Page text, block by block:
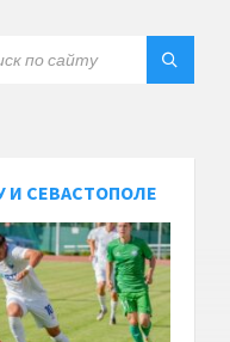
И СЕВАСТОПОЛЕ